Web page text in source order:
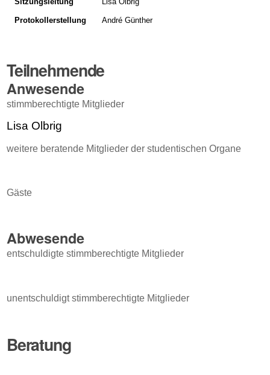
Protokollerstellung André Günther
Teilnehmende
Anwesende
stimmberechtigte Mitglieder
Lisa Olbrig
weitere beratende Mitglieder der studentischen Organe
Gäste
Abwesende
entschuldigte stimmberechtigte Mitglieder
unentschuldigt stimmberechtigte Mitglieder
Beratung